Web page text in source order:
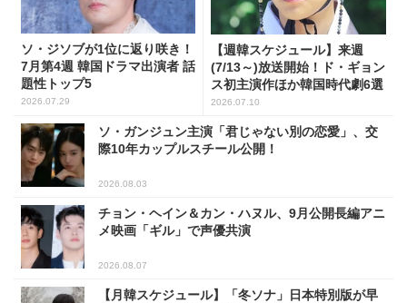
ソ・ジソブが1位に返り咲き！
7月第4週 韓国ドラマ出演者 話
題性トップ5
2026.07.29
【週韓スケジュール】来週
(7/13～)放送開始！ド・ギョン
ス初主演作ほか韓国時代劇6選
2026.07.10
ソ・ガンジュン主演「君じゃない別の恋愛」、交
際10年カップルスチール公開！
2026.08.03
チョン・ヘイン＆カン・ハヌル、9月公開長編アニ
メ映画「ギル」で声優共演
2026.08.07
【月韓スケジュール】「冬ソナ」日本特別版が早